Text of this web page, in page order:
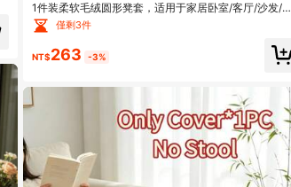
1件装柔软毛绒圆形凳套，适用于家居卧室/客厅/沙发/床
边/小凳子装饰，可作脚凳套，专用于圆形圆柱形小凳
子。条纹毛绒设计，可爱椅/凳套
僅剩3件
NT$263 -3%